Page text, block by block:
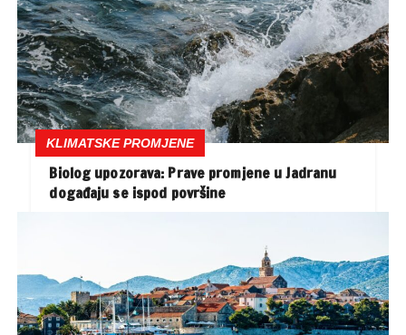
KLIMATSKE PROMJENE
Biolog upozorava: Prave promjene u Jadranu
događaju se ispod površine